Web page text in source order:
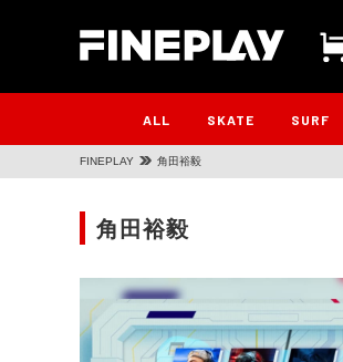
ALL SKATE SURF
FINEPLAY 角田裕毅
角田裕毅